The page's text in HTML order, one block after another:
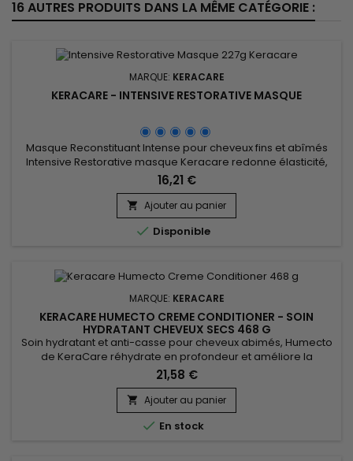
16 AUTRES PRODUITS DANS LA MÊME CATÉGORIE :
MARQUE: KERACARE
KERACARE - INTENSIVE RESTORATIVE MASQUE
Masque Reconstituant Intense pour cheveux fins et abîmés
Intensive Restorative masque Keracare redonne élasticité,
revitalise et hydrate en profondeur. &nbsp;Les cuticules sont
scellées pour maintenir l’hydratation à l’intérieur de la fibre
capillaire.&nbsp; Vos cheveux sont moins emmêlés, plus
faciles à coiffer, plus souples et brillants !
16,21 €
 Ajouter au panier
 Disponible
MARQUE: KERACARE
KERACARE HUMECTO CREME CONDITIONER - SOIN
HYDRATANT CHEVEUX SECS 468 G
Soin hydratant et anti-casse pour cheveux abimés, Humecto
de KeraCare réhydrate en profondeur et améliore la
porosité des cuticules. Il pénètre profondément dans la tige
capillaire répare et améliore la porosité de la surface des
cheveux pour une texture plus douce. Humecto fortifie les
cheveux cassants, leur donne douceur, maniabilité et
brillance. Cette...
21,58 €
 Ajouter au panier
 En stock